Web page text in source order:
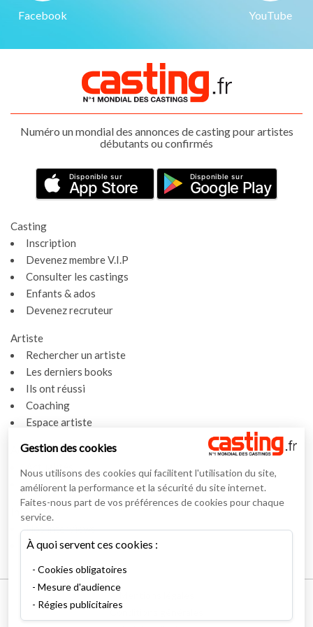
Facebook YouTube
Numéro un mondial des annonces de casting pour artistes
débutants ou confirmés
Disponible sur
App Store
Disponible sur
Google Play
Casting
Inscription
Devenez membre V.I.P
Consulter les castings
Enfants & ados
Devenez recruteur
Artiste
Rechercher un artiste
Les derniers books
Ils ont réussi
Coaching
Espace artiste
Actualités
Actualités
Vidéos
Interviews
Nos interviews
Lexique
Conditions générales
Gestion des cookies
Nous utilisons des cookies qui facilitent l'utilisation du site,
améliorent la performance et la sécurité du site internet.
Faites-nous part de vos préférences de cookies pour chaque
service.
À quoi servent ces cookies :
Cookies obligatoires
Mesure d'audience
Régies publicitaires